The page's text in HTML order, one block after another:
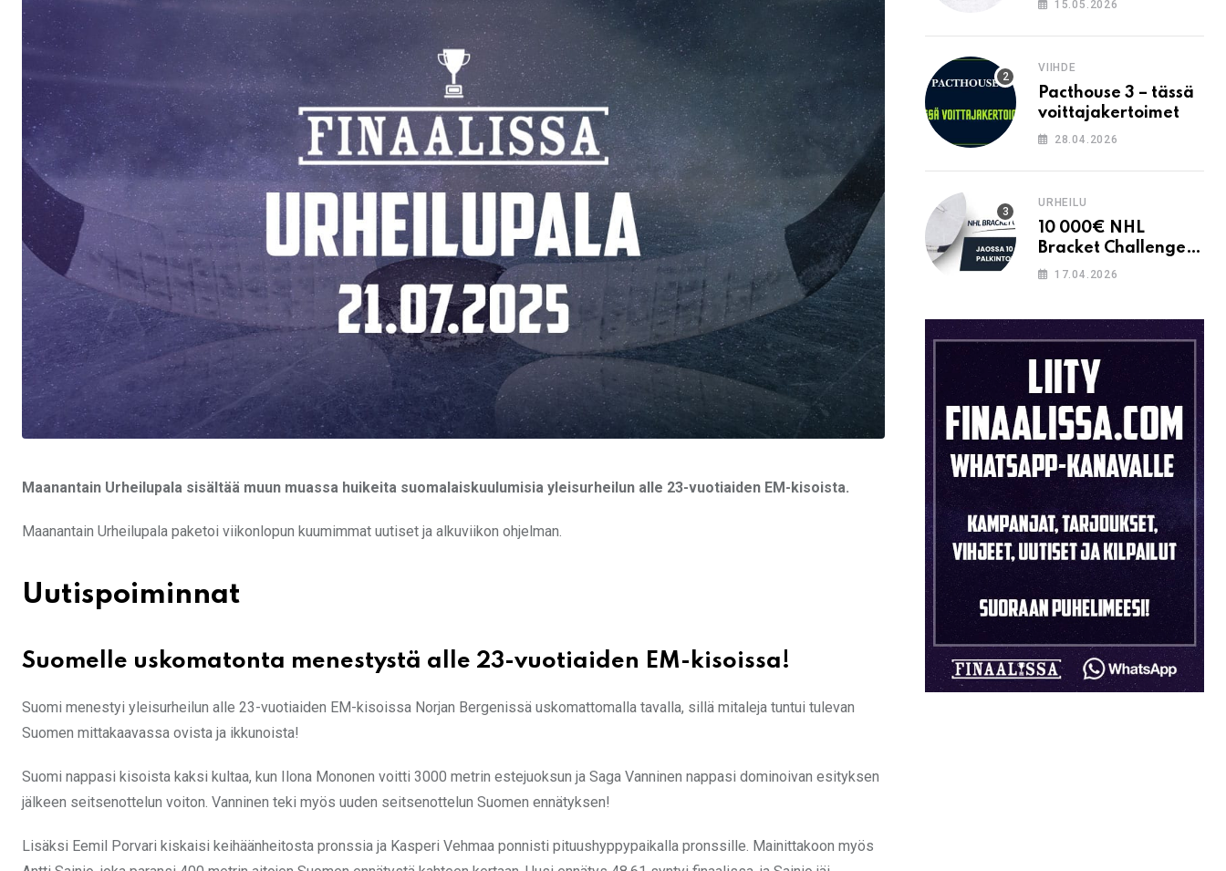
Maanantain Urheilupala sisältää muun muassa huikeita suomalaiskuulumisia yleisurheilun alle 23-vuotiaiden EM-kisoista.
Maanantain Urheilupala paketoi viikonlopun kuumimmat uutiset ja alkuviikon ohjelman.
Uutispoiminnat
Suomelle uskomatonta menestystä alle 23-vuotiaiden EM-kisoissa!
Suomi menestyi yleisurheilun alle 23-vuotiaiden EM-kisoissa Norjan Bergenissä uskomattomalla tavalla, sillä mitaleja tuntui tulevan
Suomen mittakaavassa ovista ja ikkunoista!
Suomi nappasi kisoista kaksi kultaa, kun Ilona Mononen voitti 3000 metrin estejuoksun ja Saga Vanninen nappasi dominoivan esityksen
jälkeen seitsenottelun voiton. Vanninen teki myös uuden seitsenottelun Suomen ennätyksen!
Lisäksi Eemil Porvari kiskaisi keihäänheitosta pronssia ja Kasperi Vehmaa ponnisti pituushyppypaikalla pronssille. Mainittakoon myös
15.05.2026
VIIHDE
Pacthouse 3 – tässä
voittajakertoimet
28.04.2026
URHEILU
10 000€ NHL
Bracket Challenge –
pystytkö
17.04.2026